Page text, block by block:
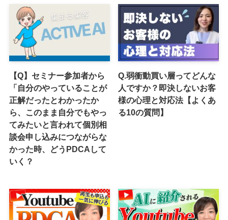
【Q】セミナー参加者から
「自分のやっていることが
正解だったとわかったか
ら、このまま自分でもやっ
てみたいと言われて個別相
談会申し込みにつながらな
かった時、どうPDCAして
いく？
Q.弱衝動買い層ってどんな
人ですか？即決しないお客
様の心理と対応法【よくあ
る10の質問】